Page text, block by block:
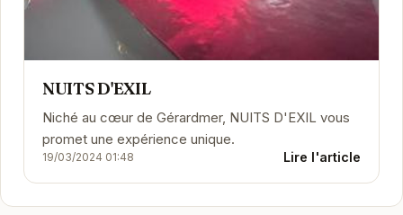
NUITS D'EXIL
Niché au cœur de Gérardmer, NUITS D'EXIL vous
promet une expérience unique.
19/03/2024 01:48 Lire l'article